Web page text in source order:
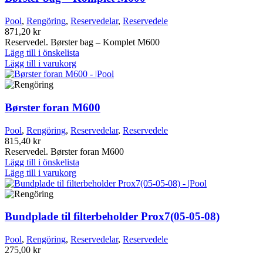
Pool, Rengöring, Reservedelar, Reservedele
871,20 kr
Reservedel. Børster bag – Komplet M600
Lägg till i önskelista
Lägg till i varukorg
Børster foran M600
Pool, Rengöring, Reservedelar, Reservedele
815,40 kr
Reservedel. Børster foran M600
Lägg till i önskelista
Lägg till i varukorg
Bundplade til filterbeholder Prox7(05-05-08)
Pool, Rengöring, Reservedelar, Reservedele
275,00 kr